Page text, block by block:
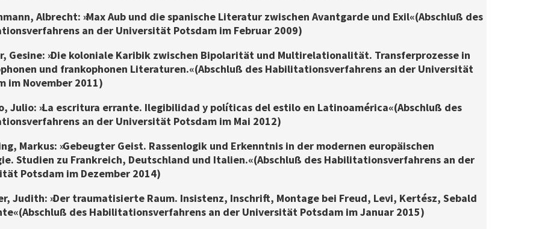
Albrecht: »Max Aub und die spanische Literatur zwischen Avantgarde und Exil« (Abschluß des
an der Universität Potsdam im Februar 2009)
Gesine: »Die koloniale Karibik zwischen Bipolarität und Multirelationalität. Transferprozesse in
und frankophonen Literaturen.« (Abschluß des Habilitationsverfahrens an der Universität
im November 2011)
Julio: »La escritura errante. Ilegibilidad y políticas del estilo en Latinoamérica« (Abschluß des
an der Universität Potsdam im Mai 2012)
Markus: »Gebeugter Geist. Rassenlogik und Erkenntnis in der modernen europäischen
Studien zu Frankreich, Deutschland und Italien.« (Abschluß des Habilitationsverfahrens an der
Potsdam im Dezember 2014)
Judith: »Der traumatisierte Raum. Insistenz, Inschrift, Montage bei Freud, Levi, Kertész, Sebald
(Abschluß des Habilitationsverfahrens an der Universität Potsdam im Januar 2015)